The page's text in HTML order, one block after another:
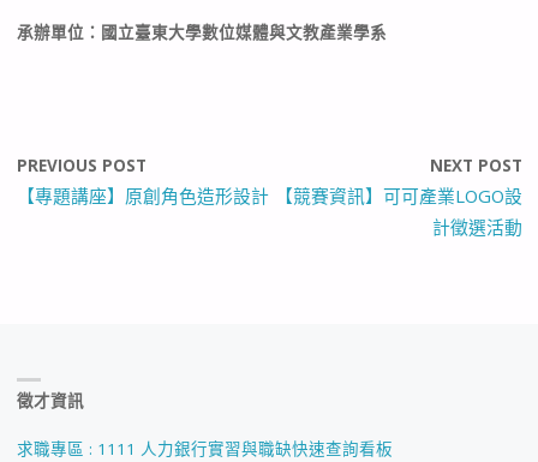
承辦單位：國立臺東大學數位媒體與文教產業學系
PREVIOUS POST
【專題講座】原創角色造形設計
NEXT POST
【競賽資訊】可可產業LOGO設
計徵選活動
徵才資訊
求職專區 : 1111 人力銀行實習與職缺快速查詢看板